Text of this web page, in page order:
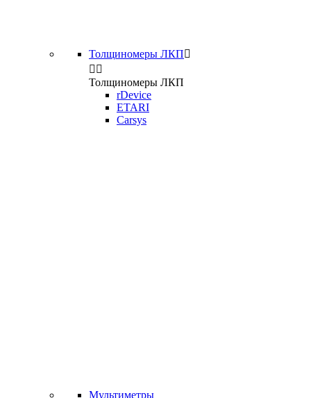
Толщиномеры ЛКП
 
Толщиномеры ЛКП
rDevice
ETARI
Carsys
Мультиметры